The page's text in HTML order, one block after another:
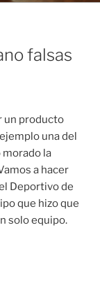
falsas
un producto
una del
morado la
a hacer
Deportivo de
que hizo que
solo equipo.